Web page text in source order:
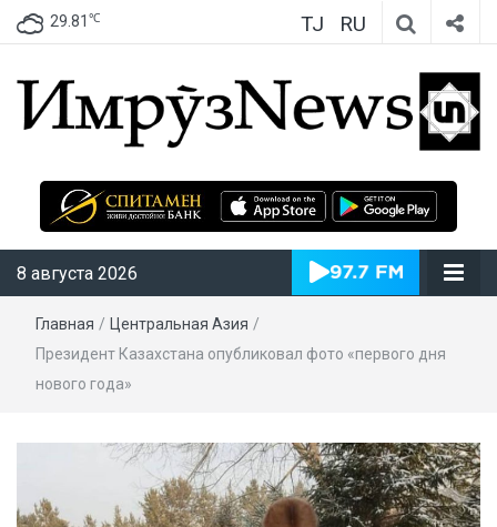
29.81 ℃ TJ RU
ИмрӯзNews
8 августа 2026
Главная / Центральная Азия /
Президент Казахстана опубликовал фото «первого дня
нового года»